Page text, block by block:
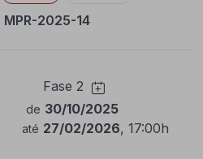
MPR-2025-14
Fase 2
de 30/10/2025
até 27/02/2026, 17:00h